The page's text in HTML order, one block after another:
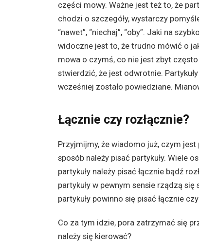
części mowy. Ważne jest też to, że
chodzi o szczegóły, wystarczy
“nawet”, “niechaj”, “oby”. Jaki na
widoczne jest to, że trudno mówić o
mowa o czymś, co nie jest zbyt
stwierdzić, że jest odwrotnie.
wcześniej zostało powiedziane.
Łącznie czy rozłącznie?
Przyjmijmy, że wiadomo już, czym
sposób należy pisać partykuły. Wiele
partykuły należy pisać łącznie bądź
partykuły w pewnym sensie rządzą
partykuły powinno się pisać łącznie
Co za tym idzie, pora zatrzymać się
należy się kierować?